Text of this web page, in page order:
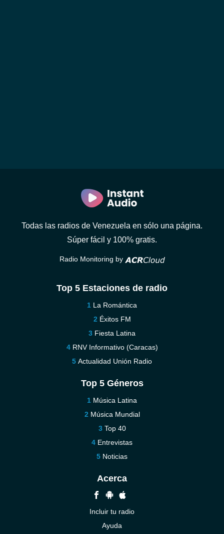
Todas las radios de Venezuela en sólo una página.
Súper fácil y 100% gratis.
Radio Monitoring by
Top 5 Estaciones de radio
La Romántica
Éxitos FM
Fiesta Latina
RNV Informativo (Caracas)
Actualidad Unión Radio
Top 5 Géneros
Música Latina
Música Mundial
Top 40
Entrevistas
Noticias
Acerca
Incluir tu radio
Ayuda